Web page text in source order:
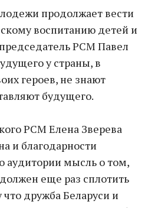
продолжает вести
воспитанию детей и
РСМ Павел
у страны, в
героев, не знают
будущего.
РСМ Елена Зверева
и благодарности
аудитории мысль о том,
еще раз сплотить
дружба Беларуси и